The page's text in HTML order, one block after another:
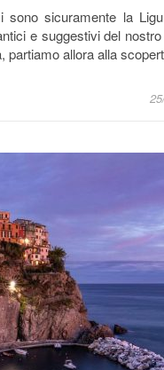
sono sicuramente la
e suggestivi del
partiamo allora alla